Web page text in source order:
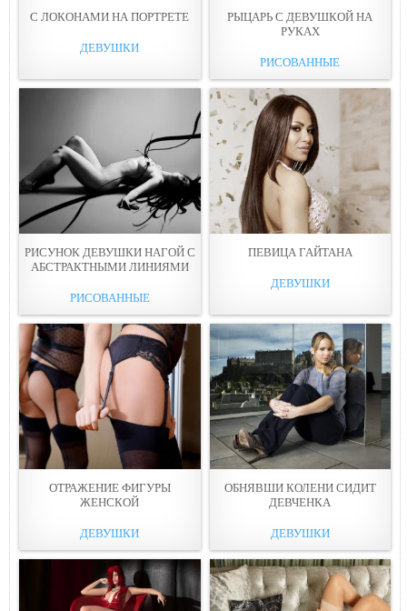
С ЛОКОНАМИ НА ПОРТPЕТЕ
ДЕВУШКИ
РЫЦАРЬ С ДЕВУШКОЙ НА
РУКАX
РИСОВАННЫЕ
РИСУНОК ДЕВУШКИ НАГOЙ С
АБСТРАКТНЫМИ ЛИНИЯМИ
РИСОВАННЫЕ
ПЕВИЦА ГАЙТАНA
ДЕВУШКИ
ОТРАЖЕНИЕ ФИГУРЫ
ЖEНСКОЙ
ДЕВУШКИ
ОБНЯВШИ КОЛЕНИ СИДИТ
ДЕВЧЕНКA
ДЕВУШКИ